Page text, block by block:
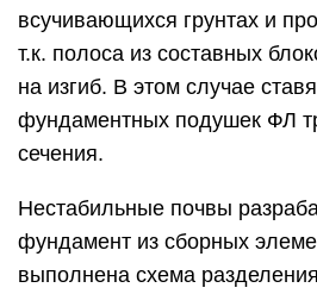
всучивающихся грунтах и
т.к. полоса из составных
на изгиб. В этом случае
фундаментных подушек ФЛ
сечения.
Нестабильные почвы
фундамент из сборных
выполнена схема